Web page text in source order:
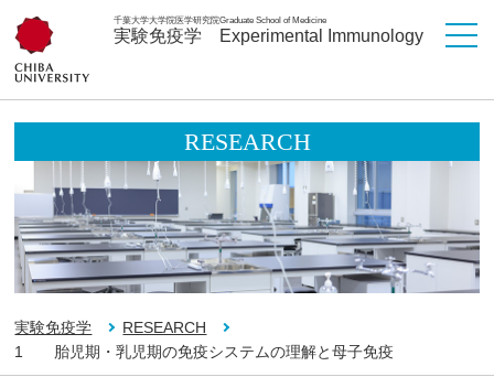
千葉大学大学院医学研究院
実験免疫学
Graduate School of Medicine
Experimental Immunology
RESEARCH
実験免疫学
RESEARCH
1 胎児期・乳児期の免疫システムの理解と母子免疫